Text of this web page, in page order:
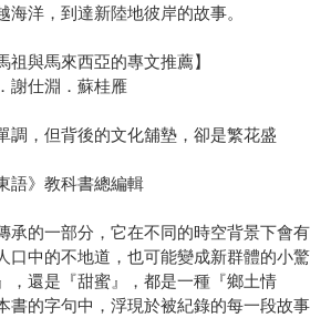
海洋，到達新陸地彼岸的故事。
祖與馬來西亞的專文推薦】
謝仕淵．蘇桂雁
調，但背後的文化舖墊，卻是繁花盛
語》教科書總編輯
承的一部分，它在不同的時空背景下會有
口中的不地道，也可能變成新群體的小驚
，還是『甜蜜』，都是一種『鄉土情
書的字句中，浮現於被紀錄的每一段故事